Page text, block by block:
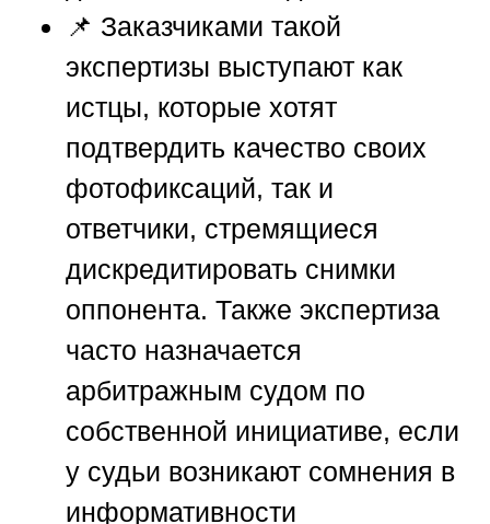
📌 Заказчиками такой
экспертизы выступают как
истцы, которые хотят
подтвердить качество своих
фотофиксаций, так и
ответчики, стремящиеся
дискредитировать снимки
оппонента. Также экспертиза
часто назначается
арбитражным судом по
собственной инициативе, если
у судьи возникают сомнения в
информативности